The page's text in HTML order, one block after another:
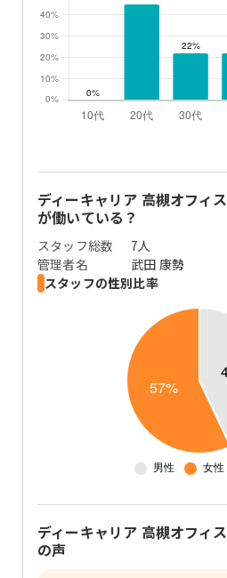
ディーキャリア 高槻オフィス
が働いている？
スタッフ総数 7人
管理者名
武田 康勢
スタッフの性別比率
ディーキャリア 高槻オフィス
の声